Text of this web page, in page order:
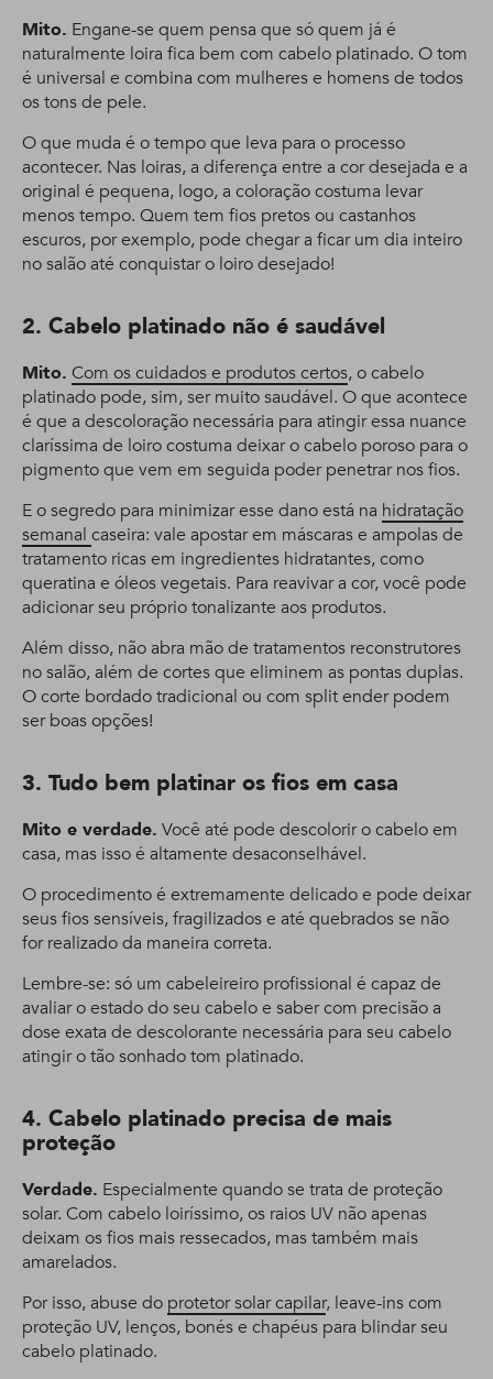
Mito. Engane-se quem pensa que só quem já é
naturalmente loira fica bem com cabelo platinado. O tom
é universal e combina com mulheres e homens de todos
os tons de pele.
O que muda é o tempo que leva para o processo
acontecer. Nas loiras, a diferença entre a cor desejada e a
original é pequena, logo, a coloração costuma levar
menos tempo. Quem tem fios pretos ou castanhos
escuros, por exemplo, pode chegar a ficar um dia inteiro
no salão até conquistar o loiro desejado!
2. Cabelo platinado não é saudável
Mito. Com os cuidados e produtos certos, o cabelo
platinado pode, sim, ser muito saudável. O que acontece
é que a descoloração necessária para atingir essa nuance
claríssima de loiro costuma deixar o cabelo poroso para o
pigmento que vem em seguida poder penetrar nos fios.
E o segredo para minimizar esse dano está na hidratação
semanal caseira: vale apostar em máscaras e ampolas de
tratamento ricas em ingredientes hidratantes, como
queratina e óleos vegetais. Para reavivar a cor, você pode
adicionar seu próprio tonalizante aos produtos.
Além disso, não abra mão de tratamentos reconstrutores
no salão, além de cortes que eliminem as pontas duplas.
O corte bordado tradicional ou com split ender podem
ser boas opções!
3. Tudo bem platinar os fios em casa
Mito e verdade. Você até pode descolorir o cabelo em
casa, mas isso é altamente desaconselhável.
O procedimento é extremamente delicado e pode deixar
seus fios sensíveis, fragilizados e até quebrados se não
for realizado da maneira correta.
Lembre-se: só um cabeleireiro profissional é capaz de
avaliar o estado do seu cabelo e saber com precisão a
dose exata de descolorante necessária para seu cabelo
atingir o tão sonhado tom platinado.
4. Cabelo platinado precisa de mais
proteção
Verdade. Especialmente quando se trata de proteção
solar. Com cabelo loiríssimo, os raios UV não apenas
deixam os fios mais ressecados, mas também mais
amarelados.
Por isso, abuse do protetor solar capilar, leave-ins com
proteção UV, lenços, bonés e chapéus para blindar seu
cabelo platinado.